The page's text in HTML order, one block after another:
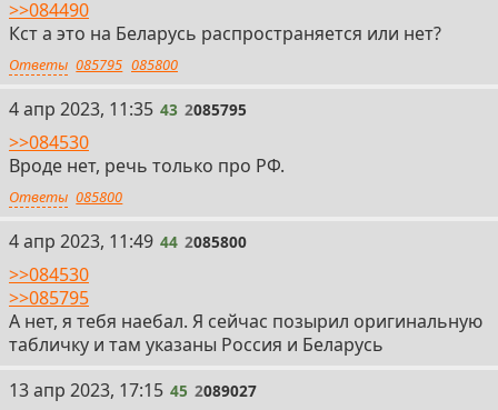
>>084490
Кст а это на Беларусь распространяется или нет?
Ответы 085795 085800
43
4 апр 2023, 11:35 43 2085795
>>084530
Вроде нет, речь только про РФ.
Ответы 085800
44
4 апр 2023, 11:49 44 2085800
>>084530
>>085795
А нет, я тебя наебал. Я сейчас позырил оригинальную
табличку и там указаны Россия и Беларусь
45
13 апр 2023, 17:15 45 2089027